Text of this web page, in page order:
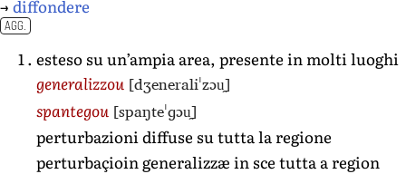
→ diffondere
AGG.
esteso su un’ampia area, presente in molti luoghi
generalizzou [dʒeneraliˈzɔu̯]
spantegou [spaŋteˈɡɔu̯]
perturbazioni diffuse su tutta la regione
perturbaçioin generalizzæ in sce tutta a region